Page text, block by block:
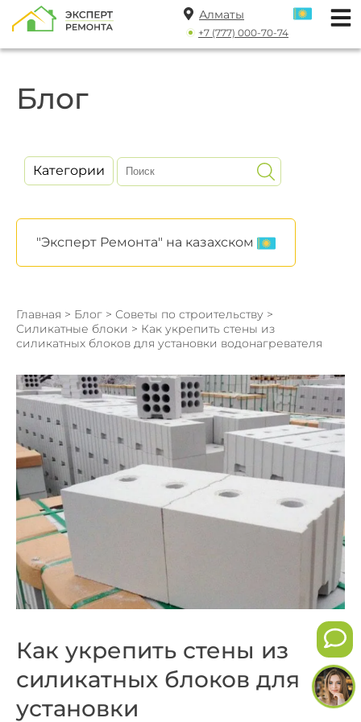
Алматы
+7 (777) 000-70-74
Блог
Категории
"Эксперт Ремонта" на казахском
Главная > Блог > Советы по строительству >
Силикатные блоки > Как укрепить стены из
силикатных блоков для установки водонагревателя
Как укрепить стены из
силикатных блоков для
установки